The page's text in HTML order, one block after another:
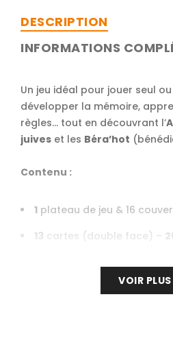
DESCRIPTION
INFORMATIONS
Un jeu idéal pour jouer seul
développer la mémoire,
règles… tout en découvrant l’
juives et les Béra’hot
Contenu :
1 plateau de jeu & 16
13 cartes (double face) –
VOIR PLUS